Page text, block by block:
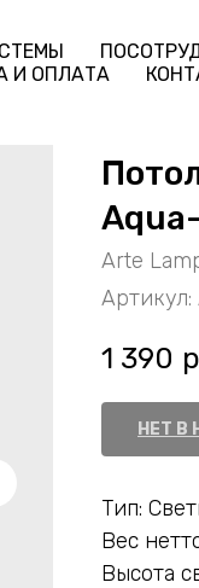
И ОПЛАТА
Arte
Артикул:
1 390
НЕТ В
Тип:
Вес
Высота